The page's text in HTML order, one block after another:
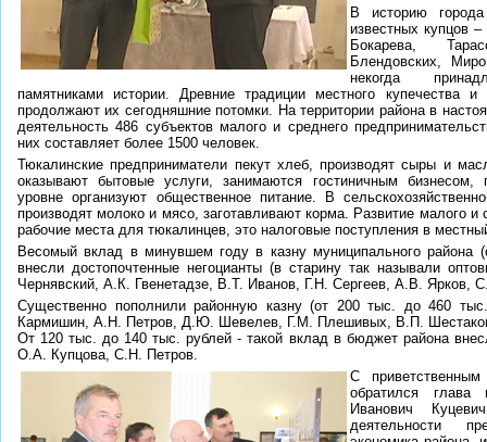
В историю
известных купцов
Бокарева,
Блендовских,
некогда
памятниками истории. Древние традиции местного купечества
продолжают их сегодняшние потомки. На территории района в
деятельность 486 субъектов малого и среднего
них составляет более 1500 человек.
Тюкалинские предприниматели пекут хлеб, производят сыры и
оказывают бытовые услуги, занимаются гостиничным бизнесом,
уровне организуют общественное питание. В
производят молоко и мясо, заготавливают корма. Развитие малого и
рабочие места для тюкалинцев, это налоговые поступления в
Весомый вклад в минувшем году в казну муниципального района
внесли достопочтенные негоцианты (в старину так называли
Чернявский, А.К. Гвенетадзе, В.Т. Иванов, Г.Н. Сергеев, А.В. Ярков,
Существенно пополнили районную казну (от 200 тыс. до 460
Кармишин, А.Н. Петров, Д.Ю. Шевелев, Г.М. Плешивых, В.П.
От 120 тыс. до 140 тыс. рублей - такой вклад в бюджет района
О.А. Купцова, С.Н. Петров.
С
обратился глава
Иванович
деятельности